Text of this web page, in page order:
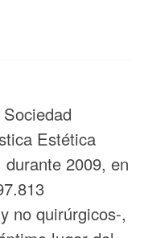
Estética
2009, en
no quirúrgicos-,